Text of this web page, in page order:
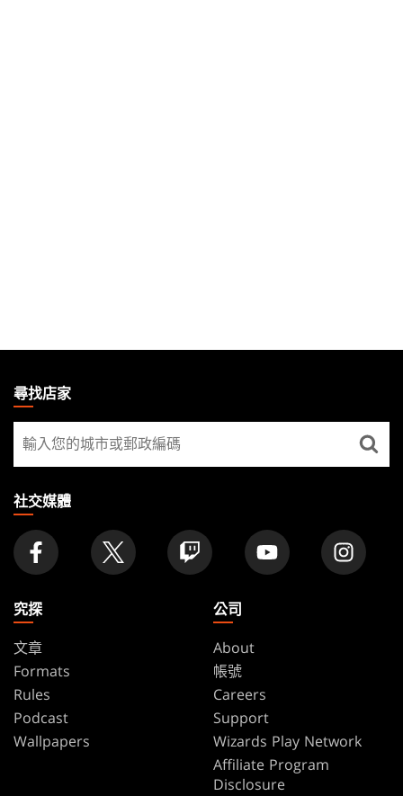
THE
GATHERING
FOOTER
尋找店家
尋
找
家
社交媒體
究探
文章
Formats
Rules
Podcast
Wallpapers
公司
About
帳號
Careers
Support
Wizards Play Network
Affiliate Program
Disclosure